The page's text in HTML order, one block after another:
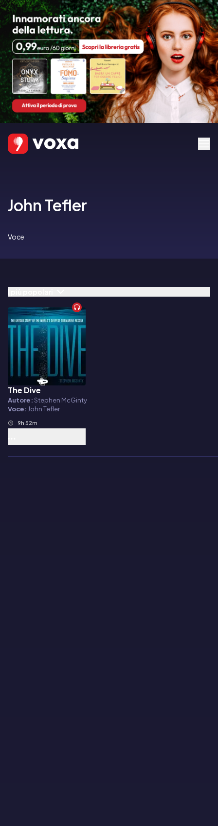
John Tefler
Voce
Audiolibro
The Dive
Autore:Stephen McGinty
Voce: John Tefler
9h 52m